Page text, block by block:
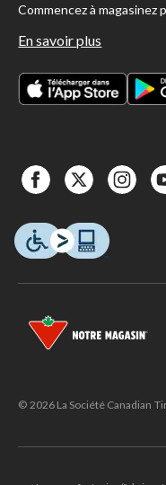
Commencez à magasinez
En savoir plus
© 2026 La Société Canadian